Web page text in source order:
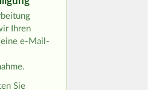
Ihren
eine e-Mail-
Sie